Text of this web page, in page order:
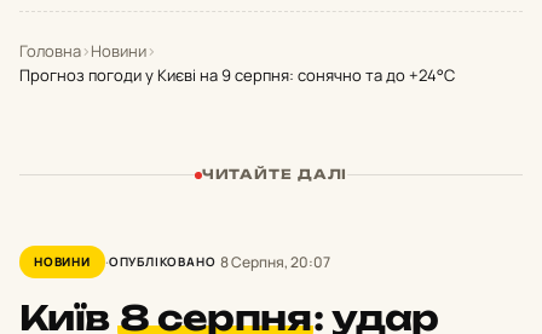
Головна›Новини›
Прогноз погоди у Києві на 9 серпня: сонячно та до +24°С
ЧИТАЙТЕ ДАЛІ
НОВИНИ ОПУБЛІКОВАНО 8 Серпня, 20:07
Київ8 серпня: удар